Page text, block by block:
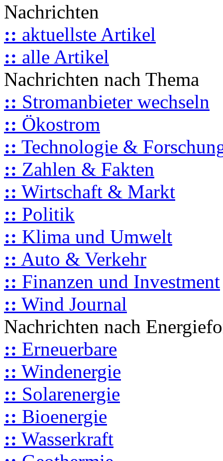
Nachrichten
:: aktuellste Artikel
:: alle Artikel
Nachrichten nach Thema
:: Stromanbieter wechseln
:: Ökostrom
:: Technologie &
:: Zahlen & Fakten
:: Wirtschaft & Markt
:: Politik
:: Klima und Umwelt
:: Auto & Verkehr
:: Finanzen und Investment
:: Wind Journal
Nachrichten nach
:: Erneuerbare
:: Windenergie
:: Solarenergie
:: Bioenergie
:: Wasserkraft